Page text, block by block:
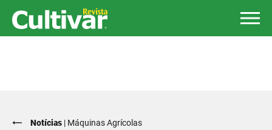
Notícias | Máquinas Agrícolas